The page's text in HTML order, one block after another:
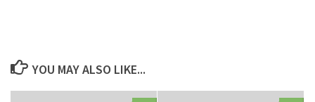
YOU MAY ALSO LIKE...